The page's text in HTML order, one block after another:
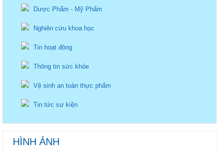
Dược Phẩm - Mỹ Phẩm
Nghiên cứu khoa học
Tin hoạt động
Thông tin sức khỏe
Vệ sinh an toàn thực phẩm
Tin tức sự kiện
HÌNH ẢNH